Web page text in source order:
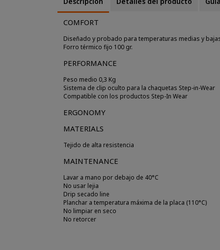
COMFORT
Diseñado y probado para temperaturas medias y
Forro térmico fijo 100 gr.
PERFORMANCE
Peso medio 0,3 Kg
Sistema de clip oculto para la chaquetas Step-in-Wear
Compatible con los productos Step-In Wear
ERGONOMY
MATERIALS
Tejido de alta resistencia
MAINTENANCE
Lavar a mano por debajo de 40°C
No usar lejia
Drip secado line
Planchar a temperatura máxima de la placa (110°C)
No limpiar en seco
No retorcer